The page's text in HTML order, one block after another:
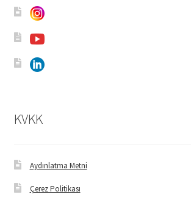
KVKK
Aydınlatma Metni
Çerez Politikası